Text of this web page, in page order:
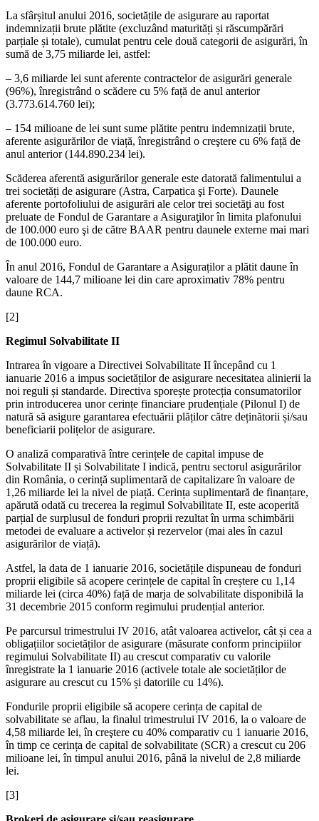
La sfârșitul anului 2016, societățile de asigurare au raportat
indemnizații brute plătite (excluzând maturități și răscumpărări
parțiale și totale), cumulat pentru cele două categorii de asigurări, în
sumă de 3,75 miliarde lei, astfel:
– 3,6 miliarde lei sunt aferente contractelor de asigurări generale
(96%), înregistrând o scădere cu 5% față de anul anterior
(3.773.614.760 lei);
– 154 milioane de lei sunt sume plătite pentru indemnizații brute,
aferente asigurărilor de viață, înregistrând o creştere cu 6% față de
anul anterior (144.890.234 lei).
Scăderea aferentă asigurărilor generale este datorată falimentului a
trei societăți de asigurare (Astra, Carpatica şi Forte). Daunele
aferente portofoliului de asigurări ale celor trei societăţi au fost
preluate de Fondul de Garantare a Asiguraţilor în limita plafonului
de 100.000 euro şi de către BAAR pentru daunele externe mai mari
de 100.000 euro.
În anul 2016, Fondul de Garantare a Asiguraților a plătit daune în
valoare de 144,7 milioane lei din care aproximativ 78% pentru
daune RCA.
[2]
Regimul Solvabilitate II
Intrarea în vigoare a Directivei Solvabilitate II începând cu 1
ianuarie 2016 a impus societăților de asigurare necesitatea alinierii la
noi reguli și standarde. Directiva sporește protecția consumatorilor
prin introducerea unor cerințe financiare prudențiale (Pilonul I) de
natură să asigure garantarea efectuării plăților către deținătorii și/sau
beneficiarii polițelor de asigurare.
O analiză comparativă între cerințele de capital impuse de
Solvabilitate II și Solvabilitate I indică, pentru sectorul asigurărilor
din România, o cerință suplimentară de capitalizare în valoare de
1,26 miliarde lei la nivel de piață. Cerința suplimentară de finanțare,
apărută odată cu trecerea la regimul Solvabilitate II, este acoperită
parțial de surplusul de fonduri proprii rezultat în urma schimbării
metodei de evaluare a activelor și rezervelor (mai ales în cazul
asigurărilor de viață).
Astfel, la data de 1 ianuarie 2016, societățile dispuneau de fonduri
proprii eligibile să acopere cerințele de capital în creștere cu 1,14
miliarde lei (circa 40%) față de marja de solvabilitate disponibilă la
31 decembrie 2015 conform regimului prudențial anterior.
Pe parcursul trimestrului IV 2016, atât valoarea activelor, cât și cea a
obligațiilor societăților de asigurare (măsurate conform principiilor
regimului Solvabilitate II) au crescut comparativ cu valorile
înregistrate la 1 ianuarie 2016 (activele totale ale societăților de
asigurare au crescut cu 15% și datoriile cu 14%).
Fondurile proprii eligibile să acopere cerința de capital de
solvabilitate se aflau, la finalul trimestrului IV 2016, la o valoare de
4,58 miliarde lei, în creştere cu 40% comparativ cu 1 ianuarie 2016,
în timp ce cerința de capital de solvabilitate (SCR) a crescut cu 206
milioane lei, în timpul anului 2016, până la nivelul de 2,8 miliarde
lei.
[3]